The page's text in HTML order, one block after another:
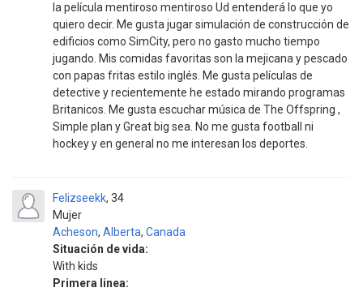
la película mentiroso mentiroso Ud entenderá lo que yo
quiero decir. Me gusta jugar simulación de construcción de
edificios como SimCity, pero no gasto mucho tiempo
jugando. Mis comidas favoritas son la mejicana y pescado
con papas fritas estilo inglés. Me gusta películas de
detective y recientemente he estado mirando programas
Britanicos. Me gusta escuchar música de The Offspring ,
Simple plan y Great big sea. No me gusta football ni
hockey y en general no me interesan los deportes.
Felizseekk
Mujer
34
Acheson, Alberta, Canada
Situación de vida:
With kids
Primera linea: